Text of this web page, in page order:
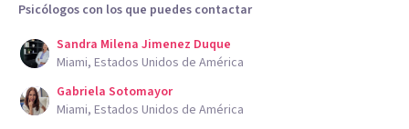
Psicólogos con los que puedes contactar
Sandra Milena Jimenez Duque
Miami, Estados Unidos de América
Gabriela Sotomayor
Miami, Estados Unidos de América